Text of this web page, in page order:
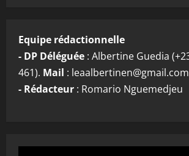
Equipe rédactionnelle
- DP Déléguée : Albertine Guedia
461). Mail : leaalbertinen@gmail.com
- Rédacteur : Romario Nguemedjeu